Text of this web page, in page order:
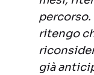
ritengo
già